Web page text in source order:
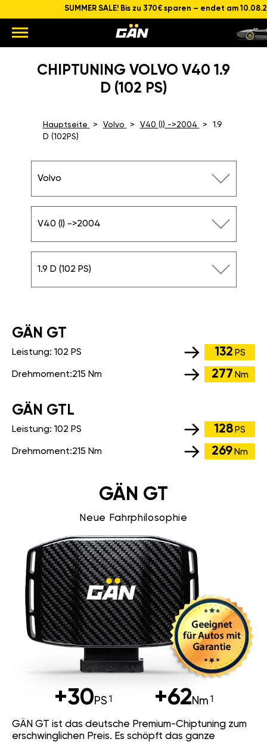
SUMMER SALE! Bis zu 370€ sparen – endet am
CHIPTUNING VOLVO V40 1.9
D (102 PS)
Hauptseite Volvo V40 (I) ->2004
1.9
D (102PS)
Volvo
V40 (I) ->2004
1.9 D (102 PS)
GÄN GT
Leistung: 102 PS 132 PS
Drehmoment:215 Nm 277 Nm
GÄN GTL
Leistung: 102 PS 128 PS
Drehmoment:215 Nm 269 Nm
GÄN GT
Neue Fahrphilosophie
+30PS +62Nm
GÄN GT ist das deutsche Premium-Chiptuning zum
erschwinglichen Preis. Es schöpft das ganze